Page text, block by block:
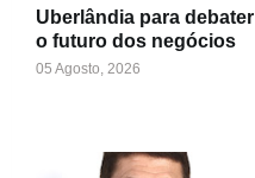
Uberlândia para debater
o futuro dos negócios
05 Agosto, 2026